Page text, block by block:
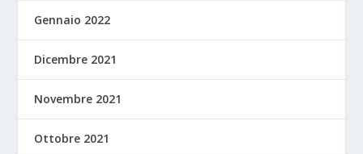
Gennaio 2022
Dicembre 2021
Novembre 2021
Ottobre 2021